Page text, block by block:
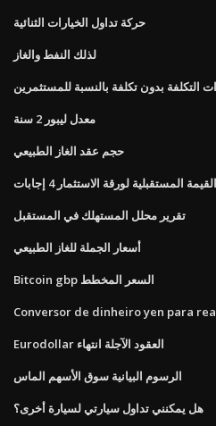
حركة تداول الخيارات الثنائية
لذلك النفط والغاز
بدون تكلفة بالنسبة للمستثمرين
معدل ليبور 2 سنة
حجم عقد الغاز الطبيعي
المستقبلية لورقة الاستثمار 4 إجابات
تقرير محلل المستهلك في المستقبل
أسعار الجملة للغاز الطبيعي
Bitcoin gbp السعر المخطط
Conversor de dinheiro yen para
Eurodollar العقود الآجلة انتهاء
الرسوم البيانية سوق الأسهم الماس
هل يمكنني تداول سيارتي لسيارة أخرى؟